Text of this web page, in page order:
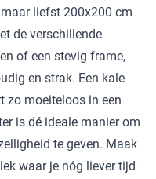
liefst 200x200 cm
de verschillende
of een stevig frame,
en strak. Een kale
zo moeiteloos in een
is dé ideale manier om
te geven. Maak
waar je nóg liever tijd